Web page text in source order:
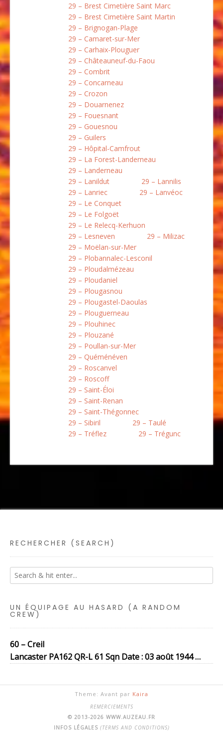
29 – Brest Cimetière Saint Marc
29 – Brest Cimetière Saint Martin
29 – Brignogan-Plage
29 – Camaret-sur-Mer
29 – Carhaix-Plouguer
29 – Châteauneuf-du-Faou
29 – Combrit
29 – Concarneau
29 – Crozon
29 – Douarnenez
29 – Fouesnant
29 – Gouesnou
29 – Guilers
29 – Hôpital-Camfrout
29 – La Forest-Landerneau
29 – Landerneau
29 – Lanildut
29 – Lannilis
29 – Lanriec
29 – Lanvéoc
29 – Le Conquet
29 – Le Folgoët
29 – Le Relecq-Kerhuon
29 – Lesneven
29 – Milizac
29 – Moëlan-sur-Mer
29 – Plobannalec-Lesconil
29 – Ploudalmézeau
29 – Ploudaniel
29 – Plougasnou
29 – Plougastel-Daoulas
29 – Plouguerneau
29 – Plouhinec
29 – Plouzané
29 – Poullan-sur-Mer
29 – Quéménéven
29 – Roscanvel
29 – Roscoff
29 – Saint-Éloi
29 – Saint-Renan
29 – Saint-Thégonnec
29 – Sibiril
29 – Taulé
29 – Tréflez
29 – Trégunc
RECHERCHER (SEARCH)
UN ÉQUIPAGE AU HASARD (A RANDOM
CREW)
60 – Creil
Lancaster PA162 QR-L 61 Sqn Date : 03 août 1944 …
Theme: Avant par Kaira
REMERCIEMENTS
© 2013-2026 WWW.AUZEAU.FR
INFOS LÉGALES (TERMS AND CONDITIONS)